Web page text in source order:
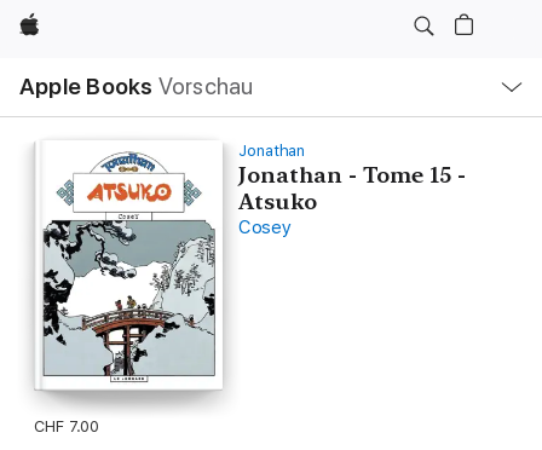
Apple
Apple Books Vorschau
Navigation
Menü
öffnen
Jonathan
Jonathan - Tome 15 -
Atsuko
Cosey
CHF 7.00